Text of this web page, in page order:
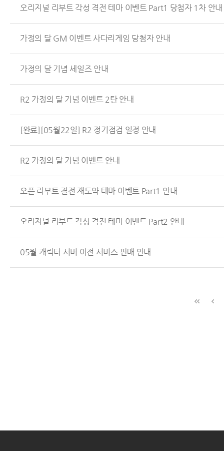
오리지널 리부트 각성 격전 테마 이벤트 Part1 당첨자 1차 안내
가정의 달 GM 이벤트 사다리게임 당첨자 안내
가정의 달 기념 세일즈 안내
R2 가정의 달 기념 이벤트 2탄 안내
[완료][05월22일] R2 정기점검 일정 안내
R2 가정의 달 기념 이벤트 안내
오픈 리부트 결전 재도약 테마 이벤트 Part1 안내
오리지널 리부트 각성 격전 테마 이벤트 Part2 안내
05월 캐릭터 서버 이전 서비스 판매 안내